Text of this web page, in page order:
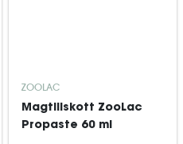
ZOOLAC
Magtillskott ZooLac
Propaste 60 ml